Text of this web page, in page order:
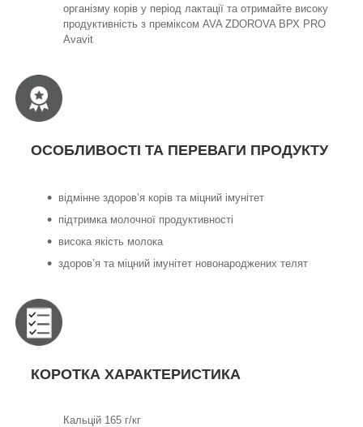
організму корів у період лактації та отримайте високу
продуктивність з преміксом AVA ZDOROVA ВРХ PRO
Avavit
ОСОБЛИВОСТІ ТА ПЕРЕВАГИ ПРОДУКТУ
відмінне здоров’я корів та міцний імунітет
підтримка молочної продуктивності
висока якість молока
здоров’я та міцний імунітет новонароджених телят
КОРОТКА ХАРАКТЕРИСТИКА
Кальцій 165 г/кг